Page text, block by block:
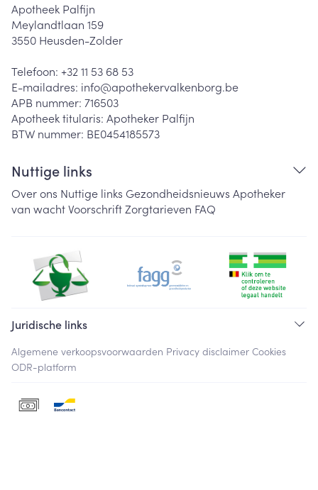
Apotheek Palfijn
Meylandtlaan 159
3550 Heusden-Zolder
Telefoon: +32 11 53 68 53
E-mailadres: info@apothekervalkenborg.be
APB nummer: 716503
Apotheek titularis: Apotheker Palfijn
BTW nummer: BE0454185573
Nuttige links
Over ons Nuttige links Gezondheidsnieuws Apotheker
van wachtVoorschriftZorgtarieven FAQ
Juridische links
Algemene verkoopsvoorwaarden Privacy disclaimer Cookies
ODR-platform